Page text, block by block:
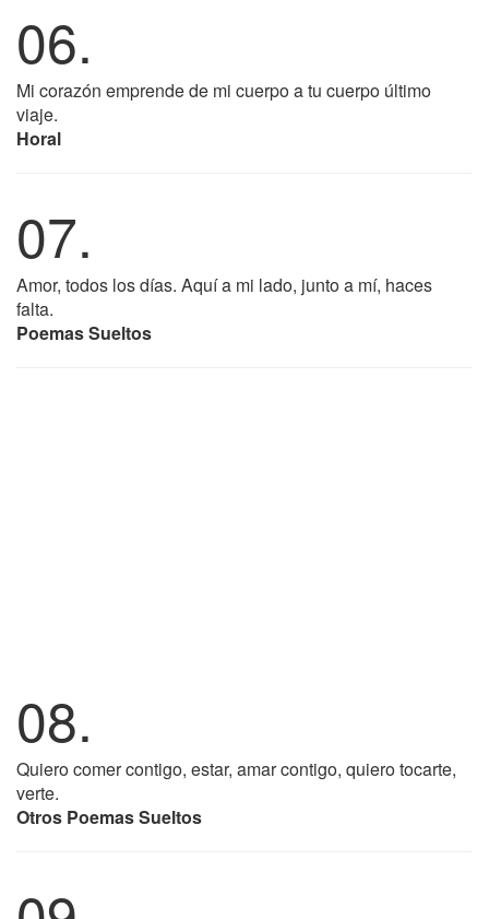
06.
Mi corazón emprende de mi cuerpo a tu cuerpo último
viaje.
Horal
07.
Amor, todos los días. Aquí a mi lado, junto a mí, haces
falta.
Poemas Sueltos
08.
Quiero comer contigo, estar, amar contigo, quiero tocarte,
verte.
Otros Poemas Sueltos